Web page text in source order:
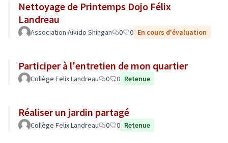
Nettoyage de Printemps Dojo Félix
Landreau
Association Aikido Shingan 0 0 En cours d'évaluation
Participer à l'entretien de mon quartier
Collège Felix Landreau 0 0 Retenue
Réaliser un jardin partagé
Collège Felix Landreau 0 0 Retenue